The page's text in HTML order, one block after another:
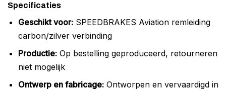
Specificaties
Geschikt voor:SPEEDBRAKES Aviation remleiding
carbon/zilver verbinding
Productie:Op bestelling geproduceerd, retourneren
niet mogelijk
Ontwerp en fabricage:Ontworpen en vervaardigd in